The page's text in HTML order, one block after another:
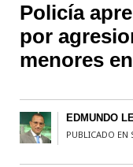
Policía
por
menores
EDMUNDO
PUBLICADO EN